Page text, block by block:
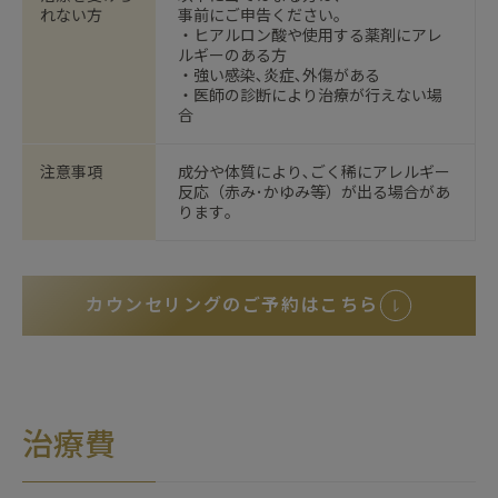
れない方
事前にご申告ください｡
・ヒアルロン酸や使用する薬剤にアレ
ルギーのある方
・強い感染､炎症､外傷がある
・医師の診断により治療が行えない場
合
注意事項
成分や体質により､ごく稀にアレルギー
反応（赤み･かゆみ等）が出る場合があ
ります｡
カウンセリングのご予約はこちら
治療費